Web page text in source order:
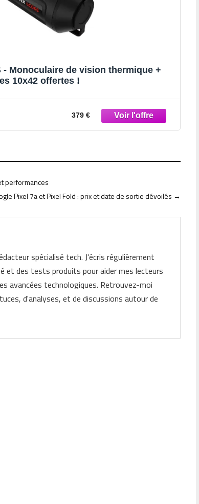
- Monoculaire de vision thermique +
10x42 offertes !
379 €
performances
Pixel 7a et Pixel Fold : prix et date de sortie dévoilés →
spécialisé tech. J'écris régulièrement
et des tests produits pour aider mes lecteurs
avancées technologiques. Retrouvez-moi
d'analyses, et de discussions autour de